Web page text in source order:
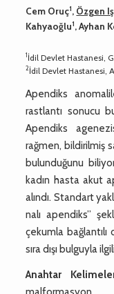
Cem Oruç1, Özgen
Kahyaoğlu1, Ayhan
1İdil Devlet Hastanesi,
2İdil Devlet Hastanesi,
Apendiks
rastlantı sonucu
Apendiks
rağmen, bildirilmiş
bulunduğunu
kadın hasta akut
alındı. Standart
nalı apendiks”
çekumla bağlantılı
sıra dışı bulguyla
Anahtar